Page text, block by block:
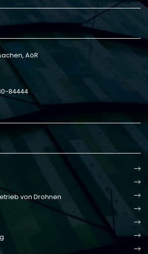
AöR
84444
von Drohnen